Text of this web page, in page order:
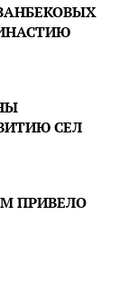
СЕЛ
ПРИВЕЛО